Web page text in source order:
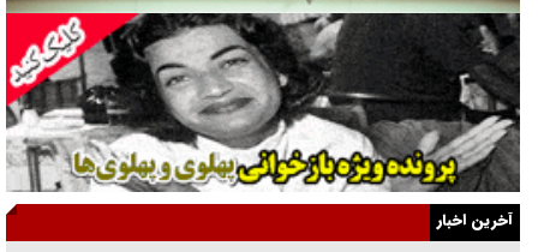
جنجال پزشکان تقلبی در صنعت زیبایی
یهودی‌ها در ادبیات داستانی اروپا؛ از شکسپیر تا دیکنز
گفت‌وگو با خواهر یکی از شهدای جنگ رمضان/ خواهرم فرمانده جهادی و
اهل خدمت بی‌منت بود
جزئیات شکنجه‌هایم فراتر از آن است که در بیان بگنجد!
آخرین اخبار